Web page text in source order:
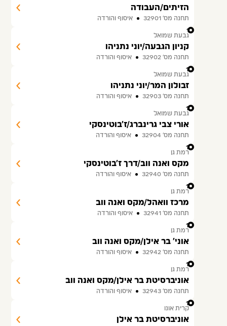
הזיתים/העבודה
תחנה מס׳ 32901 איסוף והורדה
11
גבעת שמואל
קניון הגבעה/יוני נתניהו
תחנה מס׳ 32902 איסוף והורדה
12
גבעת שמואל
זבולון המר/יוני נתניהו
תחנה מס׳ 32903 איסוף והורדה
13
גבעת שמואל
אורי צבי גרינברג/ז'בוטינסקי
תחנה מס׳ 32904 איסוף והורדה
14
רמת גן
מקס ואנה ווב/דרך ז'בוטינסקי
תחנה מס׳ 32940 איסוף והורדה
15
רמת גן
מרכז וואהל/מקס ואנה ווב
תחנה מס׳ 32941 איסוף והורדה
16
רמת גן
אוני' בר אילן/מקס ואנה ווב
תחנה מס׳ 32942 איסוף והורדה
17
רמת גן
אוניברסיטת בר אילן/מקס ואנה ווב
תחנה מס׳ 32943 איסוף והורדה
18
קרית אונו
אוניברסיטת בר אילן